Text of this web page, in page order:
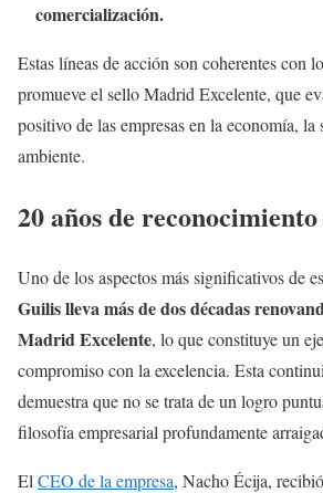
comercialización.
Estas líneas de acción son coherentes con
promueve el sello Madrid Excelente, que
positivo de las empresas en la economía,
ambiente.
20 años de
Uno de los aspectos más significativos de
Guilis lleva más de dos décadas
Madrid Excelente, lo que constituye un
compromiso con la excelencia. Esta
demuestra que no se trata de un logro
filosofía empresarial profundamente
El CEO de la empresa, Nacho Écija,